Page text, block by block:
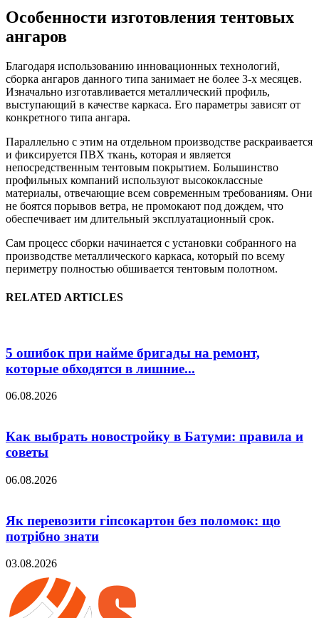
Особенности изготовления тентовых
ангаров
Благодаря использованию инновационных технологий,
сборка ангаров данного типа занимает не более 3-х месяцев.
Изначально изготавливается металлический профиль,
выступающий в качестве каркаса. Его параметры зависят от
конкретного типа ангара.
Параллельно с этим на отдельном производстве раскраивается
и фиксируется ПВХ ткань, которая и является
непосредственным тентовым покрытием. Большинство
профильных компаний используют высококлассные
материалы, отвечающие всем современным требованиям. Они
не боятся порывов ветра, не промокают под дождем, что
обеспечивает им длительный эксплуатационный срок.
Сам процесс сборки начинается с установки собранного на
производстве металлического каркаса, который по всему
периметру полностью обшивается тентовым полотном.
RELATED ARTICLES
5 ошибок при найме бригады на ремонт,
которые обходятся в лишние...
06.08.2026
Как выбрать новостройку в Батуми: правила и
советы
06.08.2026
Як перевозити гіпсокартон без поломок: що
потрібно знати
03.08.2026